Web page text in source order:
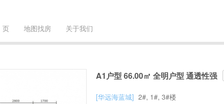
地图找房 关于我们
A1户型 66.00㎡ 全明户型 通透性强
[华远海蓝城] 2#, 1#, 3#楼